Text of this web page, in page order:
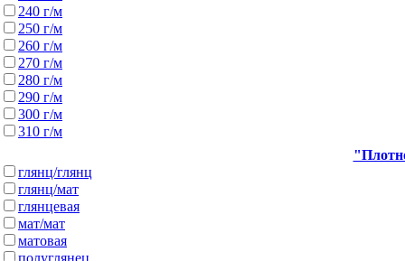
240 г/м
250 г/м
260 г/м
270 г/м
280 г/м
290 г/м
300 г/м
310 г/м
глянц/глянц
глянц/мат
глянцевая
мат/мат
матовая
полуглянец